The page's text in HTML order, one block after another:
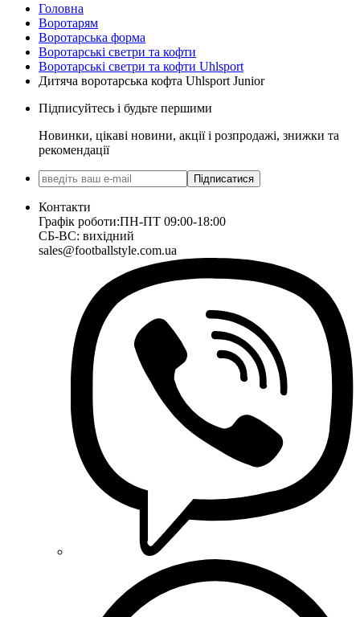
Головна
Воротарям
Воротарська форма
Воротарські светри та кофти
Воротарські светри та кофти Uhlsport
Дитяча воротарська кофта Uhlsport Junior
Підписуйтесь і будьте першими
Новинки, цікаві новини, акції і розпродажі, знижки та
рекомендації
Підписатися
Контакти
Графік роботи:ПН-ПТ 09:00-18:00
СБ-ВС: вихідний
sales@footballstyle.com.ua